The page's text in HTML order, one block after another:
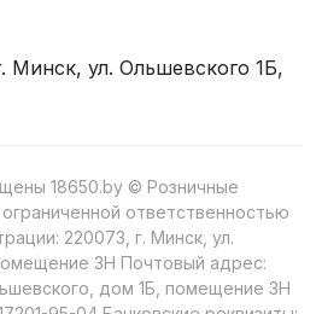
Минск, ул. Ольшевского 1Б,
18650.by © Розничные
ответственностью
220073, г. Минск, ул.
3Н Почтовый адрес:
дом 1Б, помещение 3Н